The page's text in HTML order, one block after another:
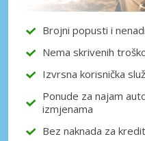
Brojni popusti i
Nema skrivenih
Izvrsna korisnička
Ponude za najam
izmjenama
Bez naknada za